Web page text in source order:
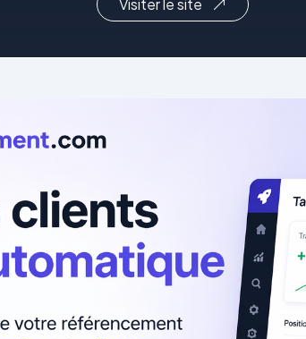
Visiter le site